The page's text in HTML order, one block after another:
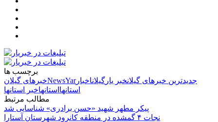
برچسب ها
خبرهای گیلانNewsYar جدیدترین خبرهای گیلانخبر یار گیلاناخبار
استانها استانهاخبر استانها
مطالب مرتبط
پیکر مطهر شهید «حسن برادری» شناسایی شد
نجات ۴ گمشده در منطقه کانرود شهرستان آستارا